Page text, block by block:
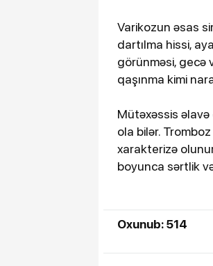
Varikozun əsas
dartılma hissi,
görünməsi, gecə
qaşınma kimi
Mütəxəssis
ola bilər.
xarakterizə
boyunca sərtlik
Oxunub: 514